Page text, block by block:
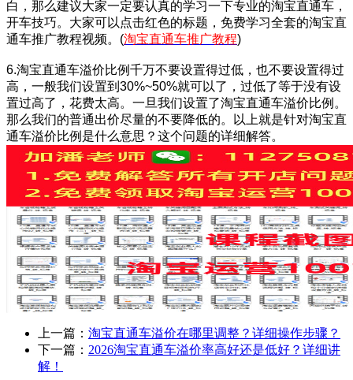
白，那么建议大家一定要认真的学习一下专业的淘宝直通车，
开车技巧。大家可以点击红色的标题，免费学习全套的淘宝直
通车推广教程视频。(淘宝直通车推广教程)
6.淘宝直通车溢价比例千万不要设置得过低，也不要设置得过
高，一般我们设置到30%~50%就可以了，过低了等于没有设
置过高了，花费太高。一旦我们设置了淘宝直通车溢价比例。
那么我们的普通出价尽量的不要降低的。以上就是针对淘宝直
通车溢价比例是什么意思？这个问题的详细解答。
上一篇： 淘宝直通车溢价在哪里调整？详细操作步骤？
下一篇： 2026淘宝直通车溢价率高好还是低好？详细讲
解！